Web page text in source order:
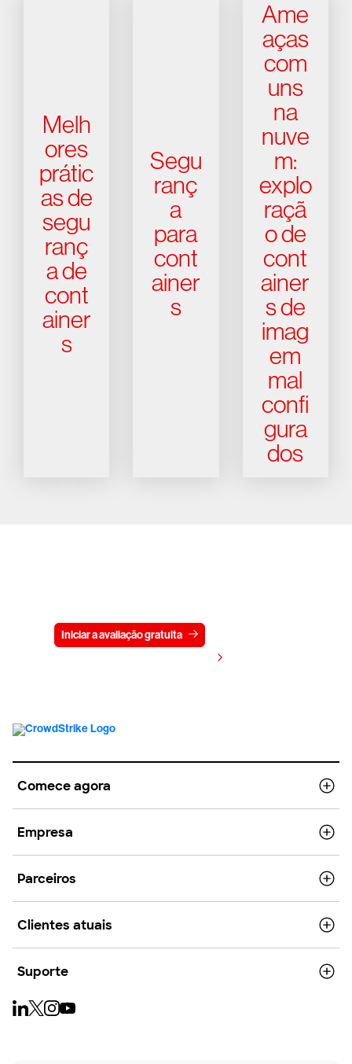
Melh
ores
prátic
as de
segu
ranç
a de
cont
ainer
s
Segu
ranç
a
para
cont
ainer
s
Ame
aças
com
uns
na
nuve
m:
explo
raçã
o de
cont
ainer
s de
imag
em
mal
confi
gura
dos
Iniciar a avaliação gratuita
Comece agora
Empresa
Parceiros
Clientes atuais
Suporte